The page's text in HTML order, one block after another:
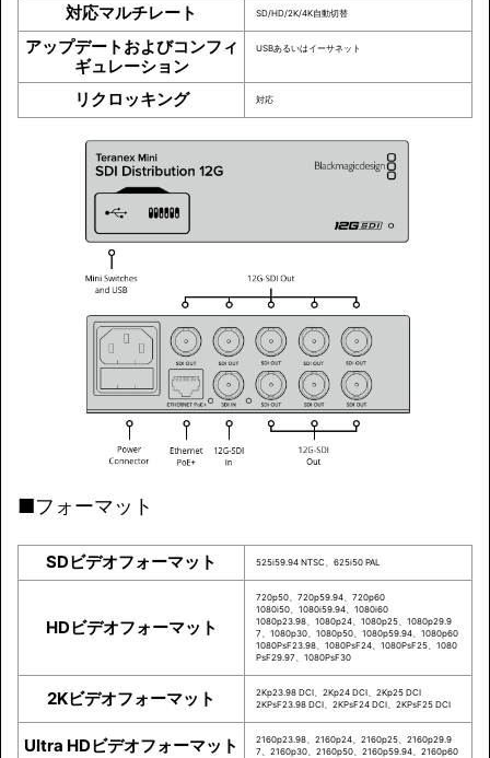
対応マルチレート SD/HD/2K/4K自動切替
アップデートおよびコンフィ
ギュレーション
USBあるいはイーサネット
リクロッキング 対応
■フォーマット
SDビデオフォーマット 525i59.94 NTSC、625i50 PAL
HDビデオフォーマット
720p50、720p59.94、720p60
1080i50、1080i59.94、1080i60
1080p23.98、1080p24、1080p25、1080p29.9
7、1080p30、1080p50、1080p59.94、1080p60
1080PsF23.98、1080PsF24、1080PsF25、1080
PsF29.97、1080PsF30
2Kビデオフォーマット
2Kp23.98 DCI、2Kp24 DCI、2Kp25 DCI
2KPsF23.98 DCI、2KPsF24 DCI、2KPsF25 DCI
Ultra HDビデオフォーマット
2160p23.98、2160p24、2160p25、2160p29.9
7、2160p30、2160p50、2160p59.94、2160p60